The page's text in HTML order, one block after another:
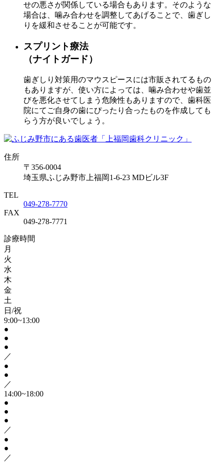
せの悪さが関係している場合もあります。そのような
場合は、噛み合わせを調整してあげることで、歯ぎし
りを緩和させることが可能です。
スプリント療法
（ナイトガード）
歯ぎしり対策用のマウスピースには市販されてるもの
もありますが、使い方によっては、噛み合わせや歯並
びを悪化させてしまう危険性もありますので、歯科医
院にてご自身の歯にぴったり合ったものを作成しても
らう方が良いでしょう。
住所
〒356-0004
埼玉県ふじみ野市上福岡1-6-23 MDビル3F
TEL
049-278-7770
FAX
049-278-7771
診療時間
月
火
水
木
金
土
日/祝
9:00~13:00
●
●
●
／
●
●
／
14:00~18:00
●
●
●
／
●
●
／